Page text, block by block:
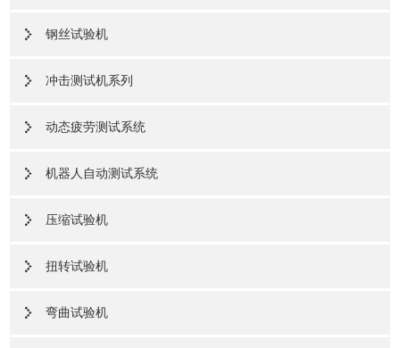
钢丝试验机
冲击测试机系列
动态疲劳测试系统
机器人自动测试系统
压缩试验机
扭转试验机
弯曲试验机